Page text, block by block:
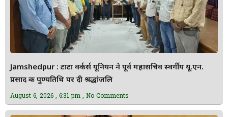
Jamshedpur : टाटा वर्कर्स यूनियन ने पूर्व महासचिव स्वर्गीय यू.एन.
प्रसाद की पुण्यतिथि पर दी श्रद्धांजलि
August 6, 2026 6:31 pm No Comments